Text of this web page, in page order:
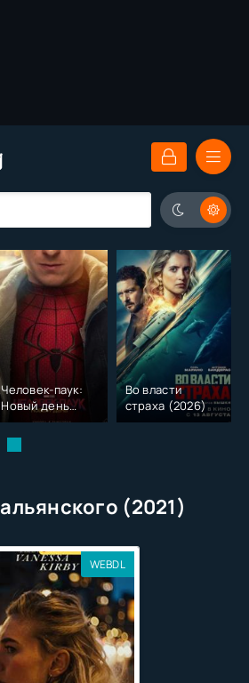
Человек-паук:
Новый день
(2026)
Во власти
страха (2026)
(2021)
WEBDL